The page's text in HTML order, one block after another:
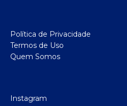
Política de Privacidade
Termos de Uso
Quem Somos
Instagram